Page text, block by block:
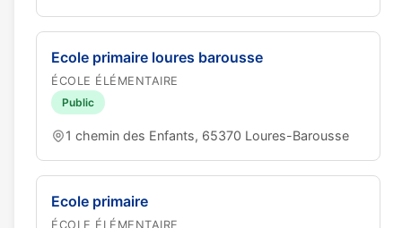
Ecole primaire loures barousse
ÉCOLE ÉLÉMENTAIRE
Public
1 chemin des Enfants, 65370 Loures-Barousse
Ecole primaire
ÉCOLE ÉLÉMENTAIRE